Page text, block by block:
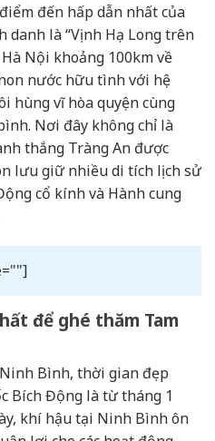
đến hấp dẫn nhất của
danh là “Vịnh Hạ Long trên
Nội khoảng 100km về
nước hữu tình với hệ
hùng vĩ hòa quyện cùng
Nơi đây không chỉ là
thắng Tràng An được
lưu giữ nhiều di tích lịch sử
cổ kính và Hành cung
để ghé thăm Tam
Bình, thời gian đẹp
Bích Động là từ tháng 1
khí hậu tại Ninh Bình ôn